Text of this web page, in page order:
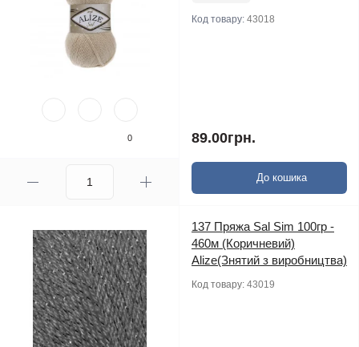
0
Код товару: 43018
89.00грн.
До кошика
137 Пряжа Sal Sim 100гр -
460м (Коричневий)
Alize(Знятий з виробництва)
Код товару: 43019